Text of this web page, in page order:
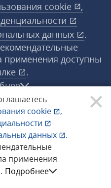
cookie
,
данных
.
применения
. Подробнее
cookie
,
данных
.
применения доступны
.
®. Все права
об ошибке